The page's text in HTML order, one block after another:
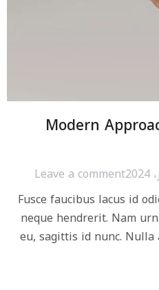
Modern
Leave a comment
Fusce faucibus lacus id
neque hendrerit. Nam
eu, sagittis id nunc.